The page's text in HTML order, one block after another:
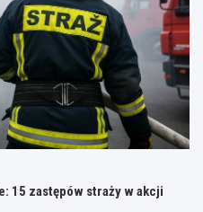
15 zastępów straży w akcji